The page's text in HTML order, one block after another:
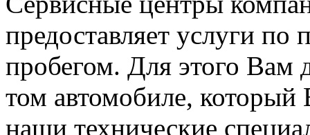
предоставляет услуги по
пробегом. Для этого Вам
том автомобиле,
наши технические